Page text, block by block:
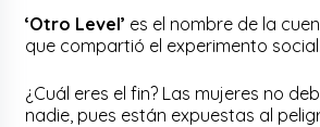
‘Otro Level’ es el nombre de la
que compartió el experimento social.
¿Cuál eres el fin? Las mujeres no
nadie, pues están expuestas al